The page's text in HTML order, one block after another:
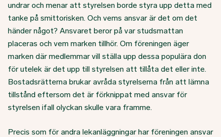
undrar och menar att styrelsen borde styra upp detta med
tanke på smittorisken. Och vems ansvar är det om det
händer något? Ansvaret beror på var studsmattan
placeras och vem marken tillhör. Om föreningen äger
marken där medlemmar vill ställa upp dessa populära don
för utelek är det upp till styrelsen att tillåta det eller inte.
Bostadsrätterna brukar avråda styrelserna från att lämna
tillstånd eftersom det är förknippat med ansvar för
styrelsen ifall olyckan skulle vara framme.
Precis som för andra lekanläggningar har föreningen ansvar